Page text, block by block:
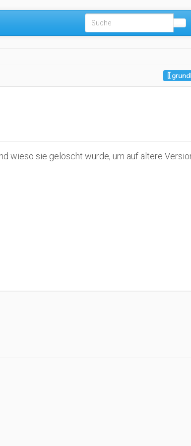
wieso sie gelöscht wurde, um auf ältere